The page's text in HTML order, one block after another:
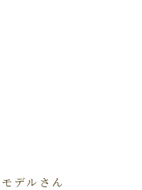
デルさん